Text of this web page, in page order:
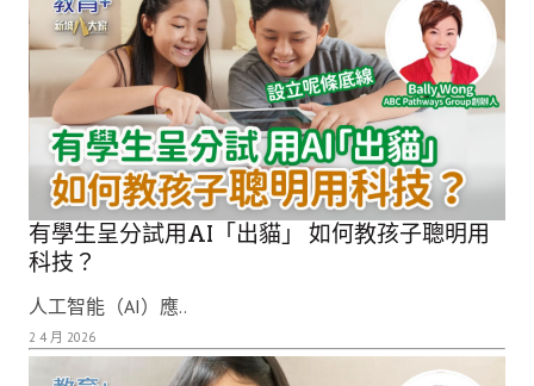
有學生呈分試用AI「出貓」 如何教孩子聰明用
科技？
人工智能（AI）應..
2 4 月 2026